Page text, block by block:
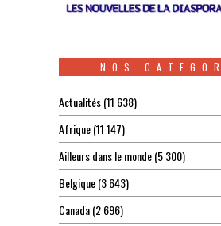
NOS
Actualités(11 638)
Afrique(11 147)
Ailleurs dans le monde(5 300)
Belgique(3 643)
Canada(2 696)